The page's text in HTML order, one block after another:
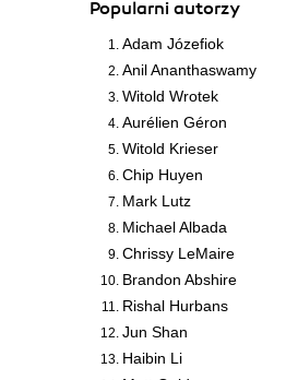
Popularni autorzy
Adam Józefiok
Anil Ananthaswamy
Witold Wrotek
Aurélien Géron
Witold Krieser
Chip Huyen
Mark Lutz
Michael Albada
Chrissy LeMaire
Brandon Abshire
Rishal Hurbans
Jun Shan
Haibin Li